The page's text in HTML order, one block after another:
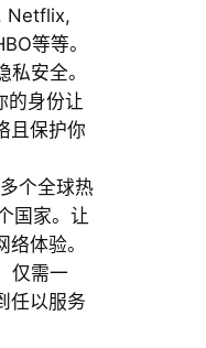
Netflix,
等等。
安全。
的身份让
且保护你
个全球热
国家。让
体验。
仅需一
任以服务